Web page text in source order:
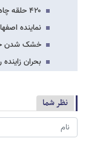
۴۲۰ حلقه چاه در شهر اصفهان به فرونشست بناهای تاریخی دامن می زند/پلها تخریب شوند تا…
نماینده اصفهان : حل مشکل
خشک شدن
بحران
نظر شما